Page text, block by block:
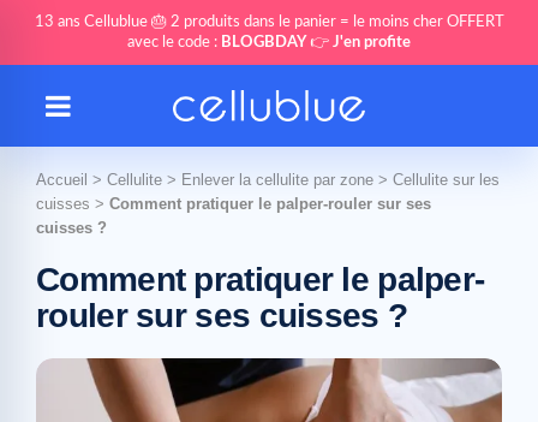
13 ans Cellublue 🎂 2 produits dans le panier = le moins cher OFFERT
avec le code : BLOGBDAY 👉 J'en profite
Accueil > Cellulite > Enlever la cellulite par zone > Cellulite sur les
cuisses > Comment pratiquer le palper-rouler sur ses
cuisses ?
Comment pratiquer le palper-
rouler sur ses cuisses ?